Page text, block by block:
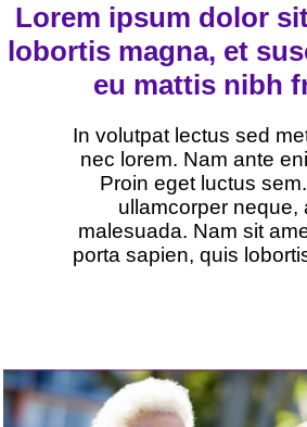
Lorem ipsum dolor
lobortis magna, et
eu mattis nibh
In volutpat lectus sed
nec lorem. Nam ante
Proin eget luctus
ullamcorper neque,
malesuada. Nam sit
porta sapien, quis